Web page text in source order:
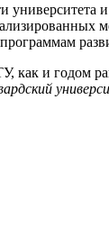
как и годом